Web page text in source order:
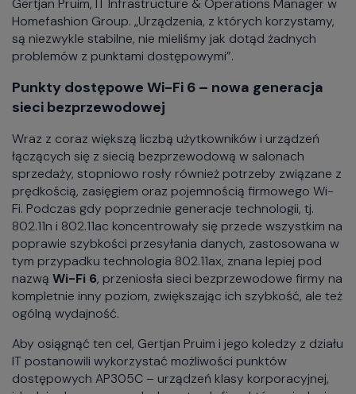
Homefashion Group. „Urządzenia, z których korzystamy,
są niezwykle stabilne, nie mieliśmy jak dotąd żadnych
problemów z punktami dostępowymi”.
Punkty dostępowe Wi-Fi 6 – nowa generacja
sieci bezprzewodowej
Wraz z coraz większą liczbą użytkowników i urządzeń
łączących się z siecią bezprzewodową w salonach
sprzedaży, stopniowo rosły również potrzeby związane z
prędkością, zasięgiem oraz pojemnością firmowego Wi-
Fi. Podczas gdy poprzednie generacje technologii, tj.
802.11n i 802.11ac koncentrowały się przede wszystkim na
poprawie szybkości przesyłania danych, zastosowana w
tym przypadku technologia 802.11ax, znana lepiej pod
nazwą Wi-Fi 6, przeniosła sieci bezprzewodowe firmy na
kompletnie inny poziom, zwiększając ich szybkość, ale też
ogólną wydajność.
Aby osiągnąć ten cel, Gertjan Pruim i jego koledzy z działu
IT postanowili wykorzystać możliwości punktów
dostępowych AP305C – urządzeń klasy korporacyjnej,